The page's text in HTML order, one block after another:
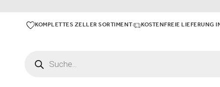
KOMPLETTES ZELLER SORTIMENT KOSTENFREIE LIEFERUNG